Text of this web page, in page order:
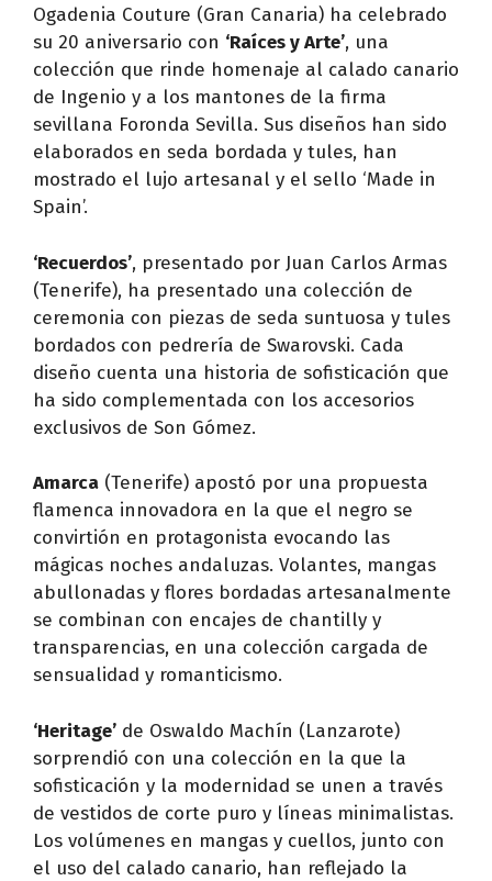
Ogadenia Couture (Gran Canaria) ha celebrado
su 20 aniversario con ‘Raíces y Arte’, una
colección que rinde homenaje al calado canario
de Ingenio y a los mantones de la firma
sevillana Foronda Sevilla. Sus diseños han sido
elaborados en seda bordada y tules, han
mostrado el lujo artesanal y el sello ‘Made in
Spain’.
‘Recuerdos’, presentado por Juan Carlos Armas
(Tenerife), ha presentado una colección de
ceremonia con piezas de seda suntuosa y tules
bordados con pedrería de Swarovski. Cada
diseño cuenta una historia de sofisticación que
ha sido complementada con los accesorios
exclusivos de Son Gómez.
Amarca (Tenerife) apostó por una propuesta
flamenca innovadora en la que el negro se
convirtión en protagonista evocando las
mágicas noches andaluzas. Volantes, mangas
abullonadas y flores bordadas artesanalmente
se combinan con encajes de chantilly y
transparencias, en una colección cargada de
sensualidad y romanticismo.
‘Heritage’ de Oswaldo Machín (Lanzarote)
sorprendió con una colección en la que la
sofisticación y la modernidad se unen a través
de vestidos de corte puro y líneas minimalistas.
Los volúmenes en mangas y cuellos, junto con
el uso del calado canario, han reflejado la